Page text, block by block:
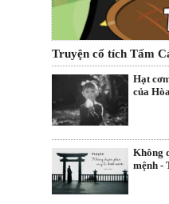
Truyện cổ tích Tấm
Hạt
của
Không
mệnh -